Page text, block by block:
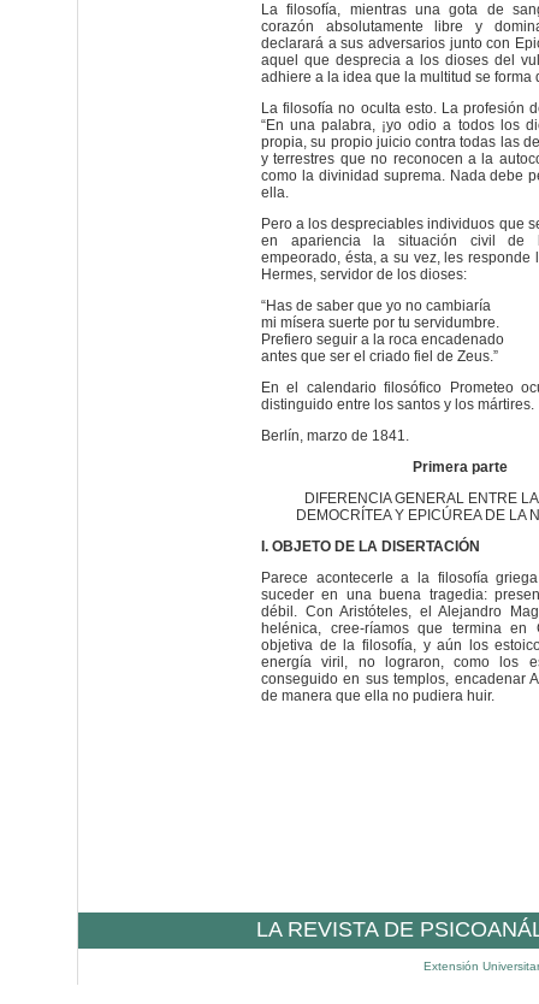
La filosofía, mientras una gota de
corazón absolutamente libre y
declarará a sus adversarios junto con
aquel que desprecia a los dioses del
adhiere a la idea que la multitud se forma
La filosofía no oculta esto. La profesión
“En una palabra, ¡yo odio a todos los
propia, su propio juicio contra todas las
y terrestres que no reconocen a la
como la divinidad suprema. Nada debe
ella.
Pero a los despreciables individuos que
en apariencia la situación civil de
empeorado, ésta, a su vez, les responde
Hermes, servidor de los dioses:
“Has de saber que yo no cambiaría
mi mísera suerte por tu servidumbre.
Prefiero seguir a la roca encadenado
antes que ser el criado fiel de Zeus.”
En el calendario filosófico Prometeo
distinguido entre los santos y los mártires.
Berlín, marzo de 1841.
Primera parte
DIFERENCIA GENERAL ENTRE
DEMOCRÍTEA Y EPICÚREA DE LA
I. OBJETO DE LA DISERTACIÓN
Parece acontecerle a la filosofía
suceder en una buena tragedia:
débil. Con Aristóteles, el Alejandro
helénica, cree-ríamos que termina en
objetiva de la filosofía, y aún los
energía viril, no lograron, como los
conseguido en sus templos, encadenar
de manera que ella no pudiera huir.
LA REVISTA DE
Extensión